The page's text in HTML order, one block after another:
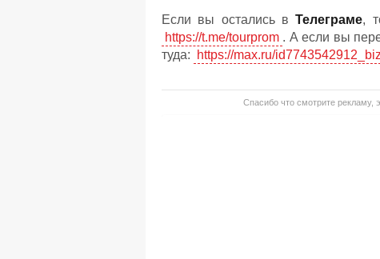
Если вы остались вТелеграме,
https://t.me/tourprom . А если вы
туда:
https://max.ru/id7743542912_biz
Спасибо что смотрите рекламу,